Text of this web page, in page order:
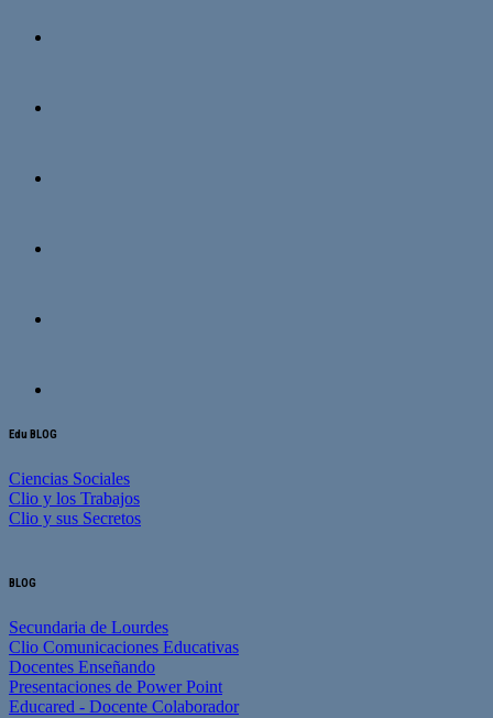
Edu BLOG
Ciencias Sociales
Clio y los Trabajos
Clio y sus Secretos
BLOG
Secundaria de Lourdes
Clio Comunicaciones Educativas
Docentes Enseñando
Presentaciones de Power Point
Educared - Docente Colaborador